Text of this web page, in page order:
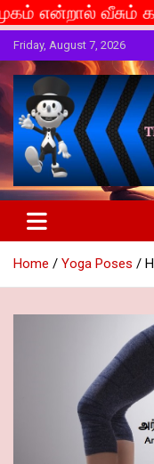
காற்றில் விஷம்
Skip
to
content
Friday, August 7, 2026
The Art of Enhancing
Home Yoga Poses